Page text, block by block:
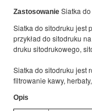
Zastosowanie Siatka
Siatka do sitodruku jest
przykład do sitodruku
druku sitodrukowego,
Siatka do sitodruku jest
filtrowanie kawy,
Opis